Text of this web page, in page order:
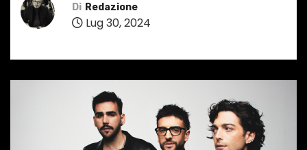
Di Redazione
Lug 30, 2024